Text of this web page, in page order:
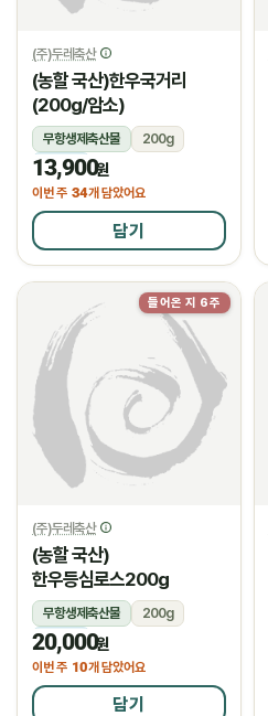
(주)두레축산
(농할 국산)한우국거리
(200g/암소)
무항생제축산물
200g
냉장
13,900원
이번 주 34개 담았어요
담기
들어온 지 6주
(주)두레축산
(농할 국산)
한우등심로스200g
무항생제축산물
200g
냉장
20,000원
이번 주 10개 담았어요
담기